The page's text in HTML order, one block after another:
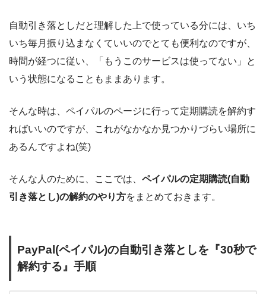
自動引き落としだと理解した上で使っている分には、いち
いち毎月振り込まなくていいのでとても便利なのですが、
時間が経つに従い、「もうこのサービスは使ってない」と
いう状態になることもままあります。
そんな時は、ペイパルのページに行って定期購読を解約す
ればいいのですが、これがなかなか見つかりづらい場所に
あるんですよね(笑)
そんな人のために、ここでは、 ペイパルの定期購読(自動
引き落とし)の解約のやり方をまとめておきます。
PayPal(ペイパル)の自動引き落としを『30秒で
解約する』手順